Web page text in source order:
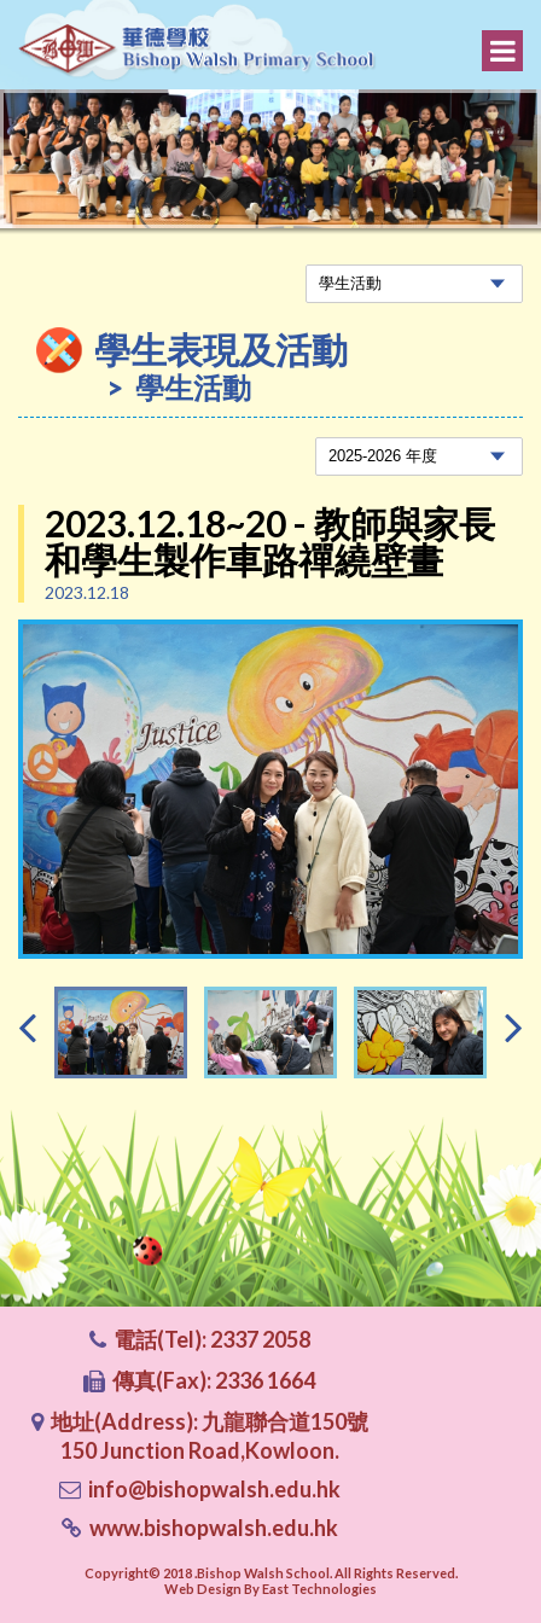
學生表現及活動
學生活動
2023.12.18~20 - 教師與家長
和學生製作車路禪繞壁畫
2023.12.18
電話(Tel): 2337 2058
傳真(Fax): 2336 1664
地址(Address): 九龍聯合道150號
150 Junction Road,Kowloon.
info@bishopwalsh.edu.hk
www.bishopwalsh.edu.hk
Copyright© 2018 .Bishop Walsh School. All Rights Reserved.
Web Design By East Technologies